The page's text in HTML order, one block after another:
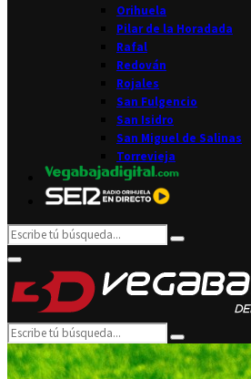
Orihuela
Pilar de la Horadada
Rafal
Redován
Rojales
San Fulgencio
San Isidro
San Miguel de Salinas
Torrevieja
Search
for:
Search
Primary
Menu
Search
for:
Search